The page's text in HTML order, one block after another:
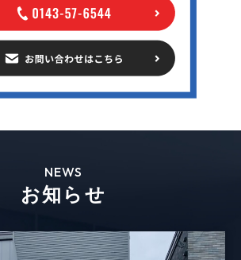
NEWS
お知らせ